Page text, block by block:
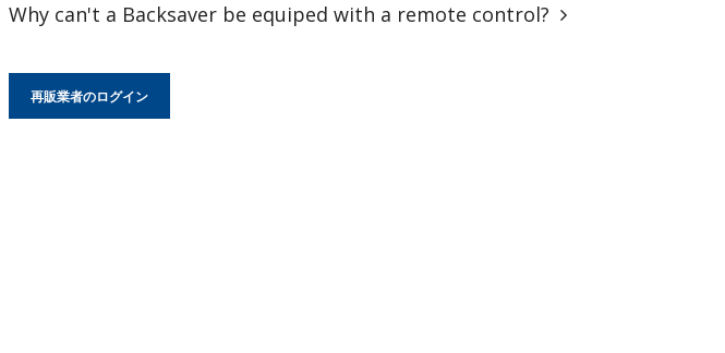
Why can't a Backsaver be equiped with a remote control?
再販業者のログイン